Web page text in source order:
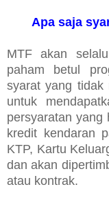
Apa saja
MTF akan
paham betul
syarat yang tidak
untuk
persyaratan yang
kredit kendaran
KTP, Kartu
dan akan
atau kontrak.